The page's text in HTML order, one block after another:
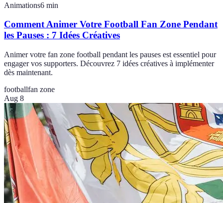
Animations6 min
Comment Animer Votre Football Fan Zone Pendant
les Pauses : 7 Idées Créatives
Animer votre fan zone football pendant les pauses est essentiel pour
engager vos supporters. Découvrez 7 idées créatives à implémenter
dès maintenant.
footballfan zone
Aug 8